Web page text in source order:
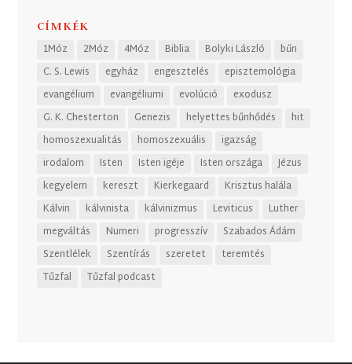
CÍMKÉK
1Móz 2Móz 4Móz Biblia Bolyki László
bűn
C. S. Lewis
egyház engesztelés
episztemológia
evangélium
evangéliumi evolúció
exodusz
G. K. Chesterton
Genezis helyettes bűnhődés
hit
homoszexualitás
homoszexuális
igazság
irodalom
Isten Isten igéje Isten országa
Jézus
kegyelem
kereszt Kierkegaard
Krisztus halála
Kálvin
kálvinista kálvinizmus Leviticus
Luther
megváltás
Numeri progresszív
Szabados Ádám
Szentlélek
Szentírás szeretet
teremtés
Tűzfal
Tűzfal podcast